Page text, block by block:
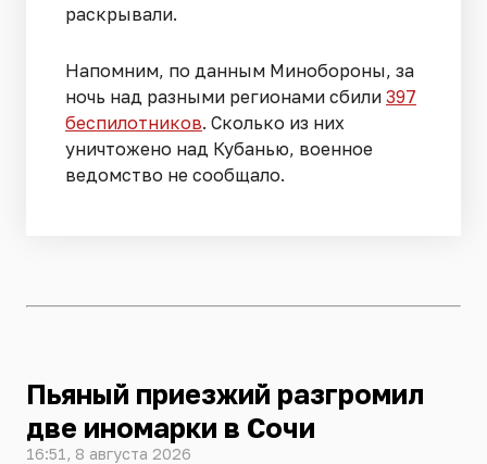
раскрывали.
Напомним, по данным Минобороны, за
ночь над разными регионами сбили 397
беспилотников. Сколько из них
уничтожено над Кубанью, военное
ведомство не сообщало.
Пьяный приезжий разгромил
две иномарки в Сочи
16:51, 8 августа 2026